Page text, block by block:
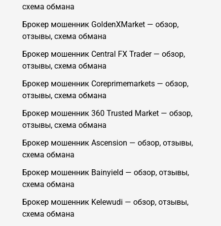
схема обмана
Брокер мошенник GoldenXMarket — обзор,
отзывы, схема обмана
Брокер мошенник Central FX Trader — обзор,
отзывы, схема обмана
Брокер мошенник Coreprimemarkets — обзор,
отзывы, схема обмана
Брокер мошенник 360 Trusted Market — обзор,
отзывы, схема обмана
Брокер мошенник Ascension — обзор, отзывы,
схема обмана
Брокер мошенник Bainyield — обзор, отзывы,
схема обмана
Брокер мошенник Kelewudi — обзор, отзывы,
схема обмана